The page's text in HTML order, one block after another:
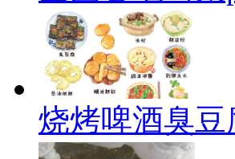
烧烤啤酒臭豆